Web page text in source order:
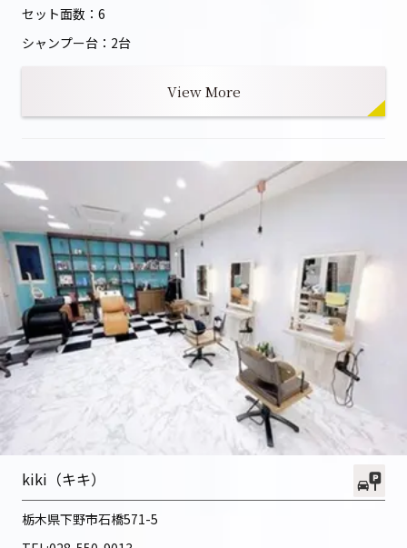
セット面数：6
シャンプー台：2台
View More
kiki（キキ）
栃木県下野市石橋571-5